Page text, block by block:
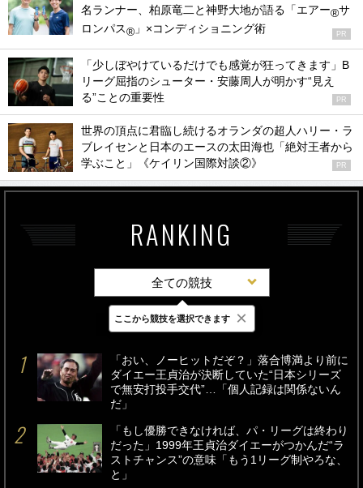
名ランナー、柏原竜二と神野大地が語る「エアー®サ
ロンパス® 」×コンディショニング術 PR
「少しぼやけているだけでも感覚が狂ってきます」B
リーグ屈指のシューター・安藤周人が明かす“見え
る”ことの重要性
PR
世界の頂点に君臨し続けるオランダの超人ハリー・ラ
ブレイセンと日本のエースの太田海也「絶対王者から
学ぶこと」《ケイリン国際対談②》
PR
RANKING
全ての競技
最新 24時間 週間
「おい、ノーヒットだぞ？」落合博満より前に
ダイエー王貞治が決断していた“日本シリーズ
で無安打投手交代”…「個人記録は関係ないん
だ」
「もし優勝できなければ、パ・リーグは終わり
だった」1999年王貞治ダイエーがつかんだ“ラ
ストチャンス”の意味「もう1リーグ制やろな、
と」
ここから競技を選択できます ×